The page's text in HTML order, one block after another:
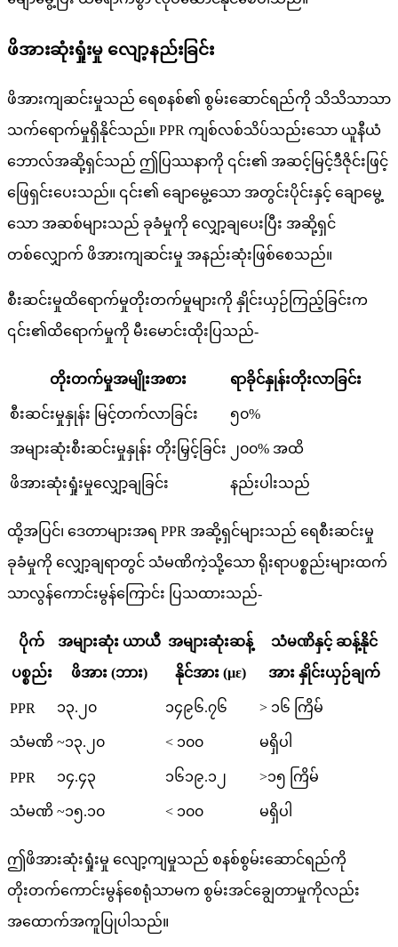
ဖိအားဆုံးရှုံးမှု လျော့နည်းခြင်း
ဖိအားကျဆင်းမှုသည် ရေစနစ်၏ စွမ်းဆောင်ရည်ကို သိသိသာသာ
သက်ရောက်မှုရှိနိုင်သည်။ PPR ကျစ်လစ်သိပ်သည်းသော ယူနီယံ
ဘောလ်အဆို့ရှင်သည် ဤပြဿနာကို ၎င်း၏ အဆင့်မြင့်ဒီဇိုင်းဖြင့်
ဖြေရှင်းပေးသည်။ ၎င်း၏ ချောမွေ့သော အတွင်းပိုင်းနှင့် ချောမွေ့
သော အဆစ်များသည် ခုခံမှုကို လျှော့ချပေးပြီး အဆို့ရှင်
တစ်လျှောက် ဖိအားကျဆင်းမှု အနည်းဆုံးဖြစ်စေသည်။
စီးဆင်းမှုထိရောက်မှုတိုးတက်မှုများကို နှိုင်းယှဉ်ကြည့်ခြင်းက
၎င်း၏ထိရောက်မှုကို မီးမောင်းထိုးပြသည်-
တိုးတက်မှုအမျိုးအစား ရာခိုင်နှုန်းတိုးလာခြင်း
စီးဆင်းမှုနှုန်း မြင့်တက်လာခြင်း ၅၀%
အများဆုံးစီးဆင်းမှုနှုန်း တိုးမြှင့်ခြင်း ၂၀၀% အထိ
ဖိအားဆုံးရှုံးမှုလျှော့ချခြင်း နည်းပါးသည်
ထို့အပြင်၊ ဒေတာများအရ PPR အဆို့ရှင်များသည် ရေစီးဆင်းမှု
ခုခံမှုကို လျှော့ချရာတွင် သံမဏိကဲ့သို့သော ရိုးရာပစ္စည်းများထက်
သာလွန်ကောင်းမွန်ကြောင်း ပြသထားသည်-
ပိုက်
ပစ္စည်း
အများဆုံး ယာယီ
ဖိအား (ဘား)
အများဆုံးဆန့်
နိုင်အား (µε)
သံမဏိနှင့် ဆန့်နိုင်
အား နှိုင်းယှဉ်ချက်
PPR ၁၃.၂၀ ၁၄၉၆.၇၆ > ၁၆ ကြိမ်
သံမဏိ ~၁၃.၂၀ < ၁၀၀ မရှိပါ
PPR ၁၄.၄၃ ၁၆၁၉.၁၂ >၁၅ ကြိမ်
သံမဏိ ~၁၅.၁၀ < ၁၀၀ မရှိပါ
ဤဖိအားဆုံးရှုံးမှု လျော့ကျမှုသည် စနစ်စွမ်းဆောင်ရည်ကို
တိုးတက်ကောင်းမွန်စေရုံသာမက စွမ်းအင်ချွေတာမှုကိုလည်း
အထောက်အကူပြုပါသည်။